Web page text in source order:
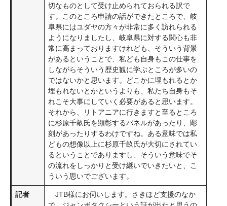
切なものとして受け止められておられる訳で
す。このところ申請の話ができたところで、岐
阜県にはユダヤの方々が非常に多く訪れられる
ようになりましたし、岐阜県に対する関心も非
常に高まっておりますけれども、そういう背景
があるということで、私ども自身もこの仕事を
しながらそういう歴史観に学ぶところが多いの
ではないかと思います。どこかに埋もれるとか
埋もれないとかというよりも、私たち自身もそ
れこそ大事にしていく必要があると思います。
それから、リトアニアに行きますと至るところ
に杉原千畝氏を顕彰するパネルがあったり、彫
刻があったりするわけですね。ある意味では私
どもの想像以上に杉原千畝氏が大切にされてい
るということでありますし、そういう意味でそ
の流れをしっかりと受け継いでいきたいと、こ
ういう思いでございます。
記者
JTB様にお伺いします。さきほど支援のなか